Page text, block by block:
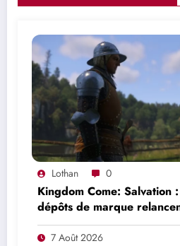
Lothan 0
Kingdom Come: Salvation
dépôts de marque
d’un mode en ligne
7 Août 2026